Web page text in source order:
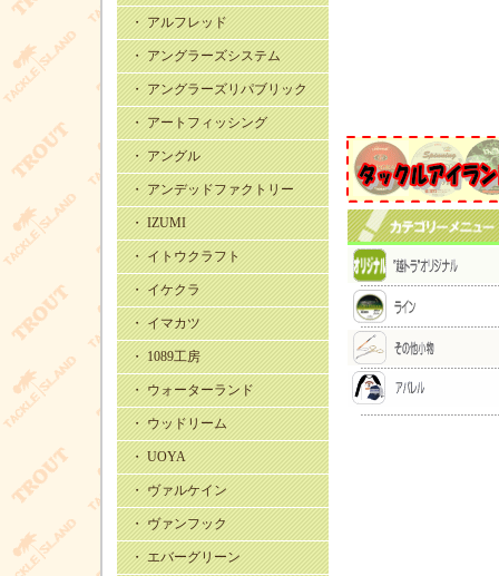
・ アルフレッド
・ アングラーズシステム
・ アングラーズリパブリック
・ アートフィッシング
・ アングル
・ アンデッドファクトリー
・ IZUMI
・ イトウクラフト
・ イケクラ
・ イマカツ
・ 1089工房
・ ウォーターランド
・ ウッドリーム
・ UOYA
・ ヴァルケイン
・ ヴァンフック
・ エバーグリーン